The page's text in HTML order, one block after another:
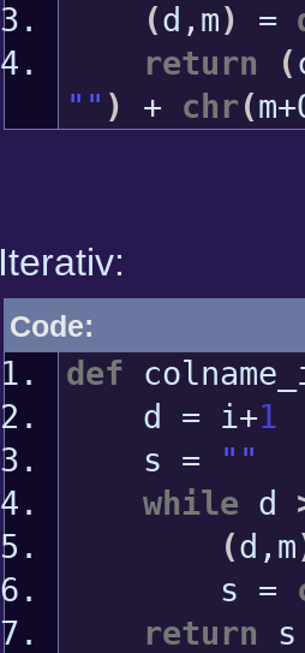
(d,m) =
return
(
"" ) + chr(
Iterativ:
Code:
def
d = i+1
s =
""
while d
(d,m
s =
return s